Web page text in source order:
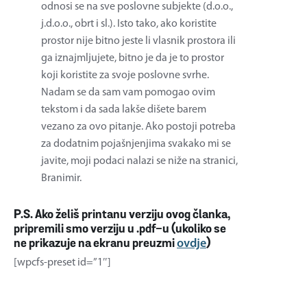
odnosi se na sve poslovne subjekte (d.o.o.,
j.d.o.o., obrt i sl.). Isto tako, ako koristite
prostor nije bitno jeste li vlasnik prostora ili
ga iznajmljujete, bitno je da je to prostor
koji koristite za svoje poslovne svrhe.
Nadam se da sam vam pomogao ovim
tekstom i da sada lakše dišete barem
vezano za ovo pitanje. Ako postoji potreba
za dodatnim pojašnjenjima svakako mi se
javite, moji podaci nalazi se niže na stranici,
Branimir.
P.S. Ako želiš printanu verziju ovog članka,
pripremili smo verziju u .pdf-u (ukoliko se
ne prikazuje na ekranu preuzmiovdje)
[wpcfs-preset id=”1″]